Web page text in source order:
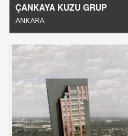
ÇANKAYA KUZU GRUP
ANKARA